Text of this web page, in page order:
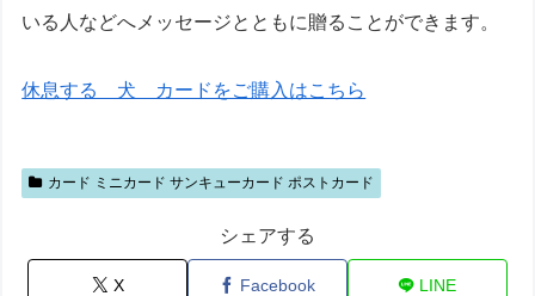
いる人などへメッセージとともに贈ることができます。
休息する 犬 カードをご購入はこちら
カード ミニカード サンキューカード ポストカード
シェアする
X Facebook LINE